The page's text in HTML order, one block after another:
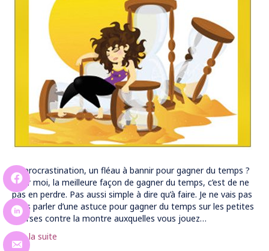
La procrastination, un fléau à bannir pour gagner du temps ?
Pour moi, la meilleure façon de gagner du temps, c’est de ne
pas en perdre. Pas aussi simple à dire qu’à faire. Je ne vais pas
vous parler d’une astuce pour gagner du temps sur les petites
courses contre la montre auxquelles vous jouez…
Lire la suite